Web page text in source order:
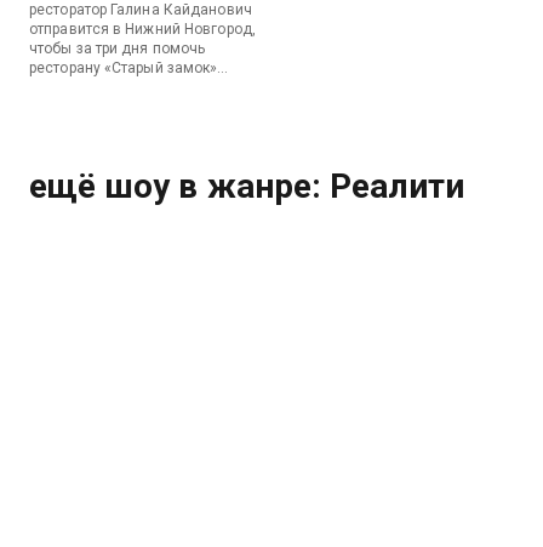
ресторатор Галина Кайданович
отправится в Нижний Новгород,
чтобы за три дня помочь
ресторану «Старый замок»
ещё шоу в жанре: Реалити